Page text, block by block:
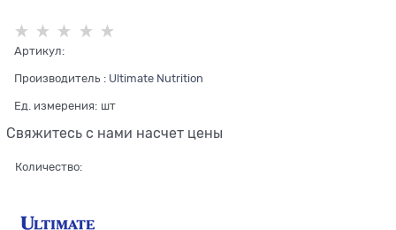
Артикул:
Производитель : Ultimate Nutrition
Ед. измерения: шт
Свяжитесь с нами насчет цены
Количество: